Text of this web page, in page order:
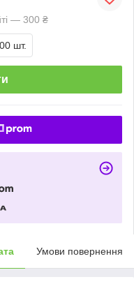
— 300 ₴
шт.
Умови повернення